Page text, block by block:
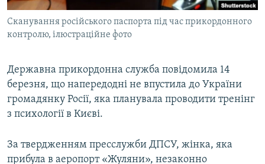
ІНФОГРАФІКА
ДОЛУЧАЙСЯ!
Сканування російського паспорта під час прикордонного
контролю, ілюстраційне фото
Державна прикордонна служба повідомила 14
березня, що напередодні не впустила до України
громадянку Росії, яка планувала проводити тренінг
з психології в Києві.
За твердженням пресслужби ДПСУ, жінка, яка
прибула в аеропорт «Жуляни», незаконно